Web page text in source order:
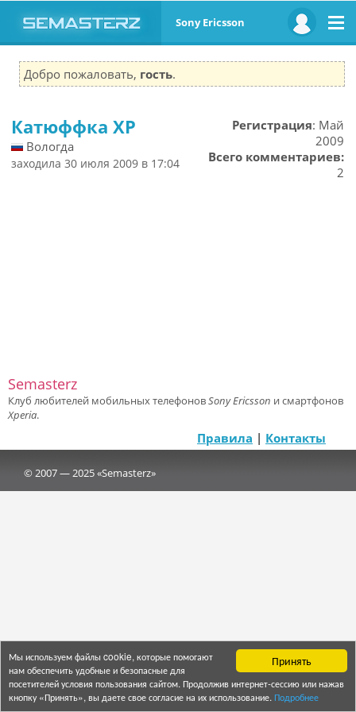
Принять
Мы используем файлы cookie, которые помогают
нам обеспечить удобные и безопасные для
посетителей условия пользования сайтом. Продолжив интернет-сессию или нажав
кнопку «Принять», вы даете свое согласие на их использование. Подробнее
Sony Ericsson
Добро пожаловать, гость.
Катюффка ХР
Вологда
заходила 30 июля 2009 в 17:04
Регистрация: Май
2009
Всего комментариев:
2
Semasterz
Клуб любителей мобильных телефоновSony Ericsson и смартфонов
Xperia.
Правила | Контакты
© 2007 — 2025 «Semasterz»